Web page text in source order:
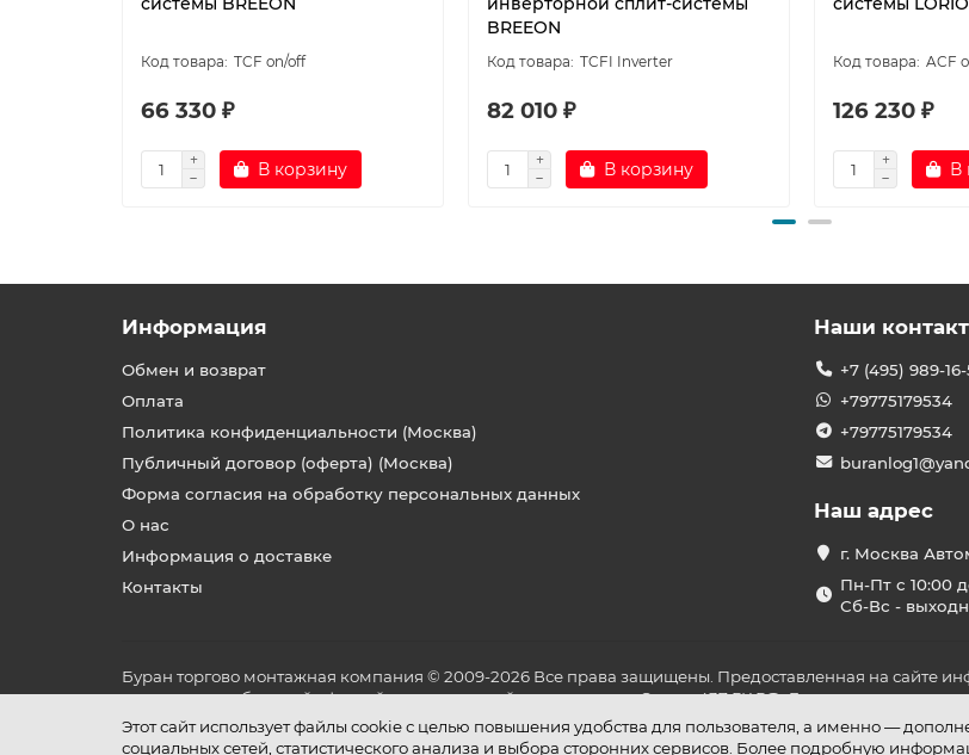
TCF on/off
66 330 ₽
В корзину
BREEON
TCFI Inverter
82 010 ₽
В корзину
ACF
126 230 ₽
В
Этот сайт использует файлы cookie с целью повышения удобства для пользователя, а именно —
социальных сетей, статистического анализа и выбора сторонних сервисов. Более подробную
Информация
Обмен и возврат
Оплата
Политика конфиденциальности (Москва)
Публичный договор (оферта) (Москва)
Форма согласия на обработку персональных данных
О нас
Информация о доставке
Контакты
Наши
+7 (495) 989-16-
+79775179534
+79775179534
Наш адрес
г. Москва
Пн-Пт с 10:00
Сб-Вс -
Буран торгово монтажная компания © 2009-2026 Все права защищены. Предоставленная на сайте
не является публичной офертой, определяемой положениями Статьи 437 ГК РФ. До оплаты товара
и условиях его эксплуатации.